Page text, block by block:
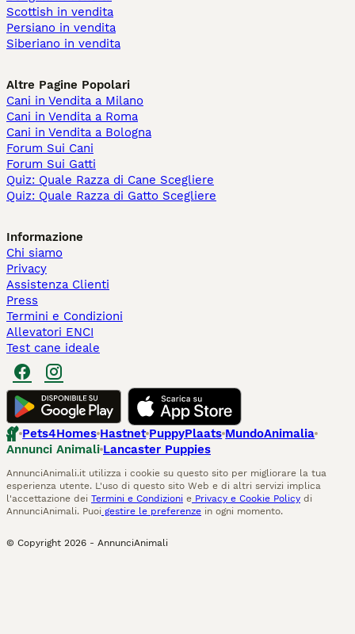
Scottish in vendita
Persiano in vendita
Siberiano in vendita
Altre Pagine Popolari
Cani in Vendita a Milano
Cani in Vendita a Roma
Cani in Vendita a Bologna
Forum Sui Cani
Forum Sui Gatti
Quiz: Quale Razza di Cane Scegliere
Quiz: Quale Razza di Gatto Scegliere
Informazione
Chi siamo
Privacy
Assistenza Clienti
Press
Termini e Condizioni
Allevatori ENCI
Test cane ideale
Pets4Homes Hastnet PuppyPlaats MundoAnimalia
Annunci Animali Lancaster Puppies
AnnunciAnimali.it utilizza i cookie su questo sito per migliorare la tua
esperienza utente. L'uso di questo sito Web e di altri servizi implica
l'accettazione dei Termini e Condizioni e Privacy e Cookie Policy di
AnnunciAnimali. Puoi gestire le preferenze in ogni momento.
© Copyright 2026 - AnnunciAnimali